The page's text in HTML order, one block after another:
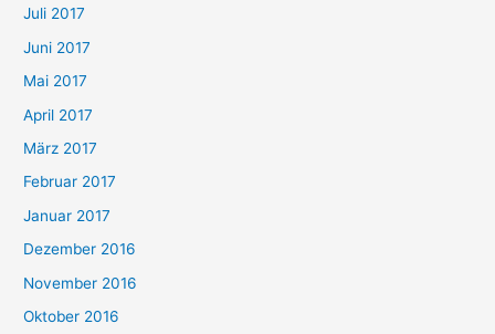
Juli 2017
Juni 2017
Mai 2017
April 2017
März 2017
Februar 2017
Januar 2017
Dezember 2016
November 2016
Oktober 2016